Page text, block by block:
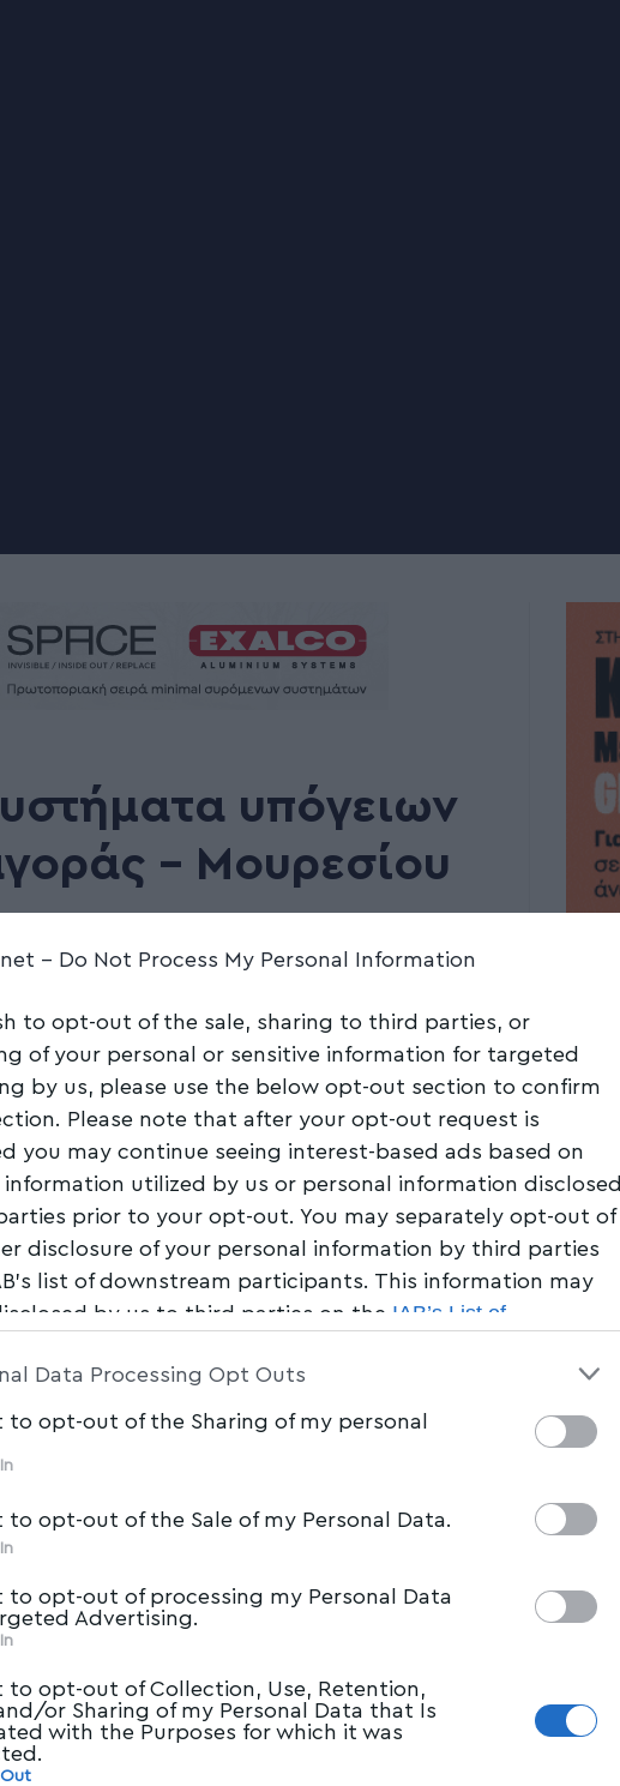
- Do Not Process My Personal Information
to opt-out of the sale, sharing to third parties, or
of your personal or sensitive information for targeted
by us, please use the below opt-out section to confirm
Please note that after your opt-out request is
you may continue seeing interest-based ads based on
information utilized by us or personal information disclosed
prior to your opt-out. You may separately opt-out of
disclosure of your personal information by third parties
list of downstream participants. This information may
by us to third parties on the IAB’s List of
Data Processing Opt Outs
to opt-out of the Sharing of my personal
to opt-out of the Sale of my Personal Data.
to opt-out of processing my Personal Data
Advertising.
to opt-out of Collection, Use, Retention,
or Sharing of my Personal Data that Is
with the Purposes for which it was
υπόγειων
– Μουρεσίου
2 Min Read
του αστικού φυσικού περιβάλλοντος
με την ανάπτυξη δικτύου